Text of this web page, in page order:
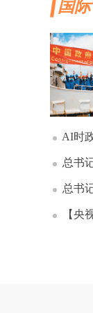
国际
AI时
总书
总书
【央